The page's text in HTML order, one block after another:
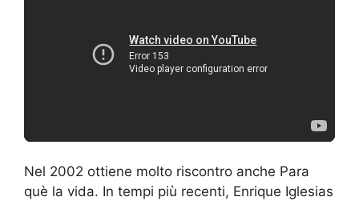
Nel 2002 ottiene molto riscontro anche Para
què la vida. In tempi più recenti, Enrique Iglesias